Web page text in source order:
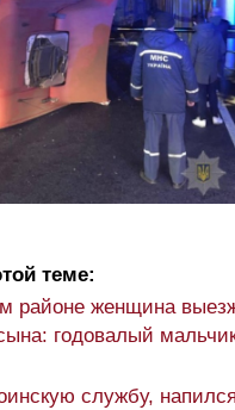
теме:
районе женщина
годовалый
службу,